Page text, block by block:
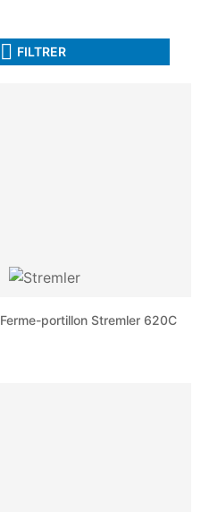
FILTRER
Ferme-portillon Stremler 620C